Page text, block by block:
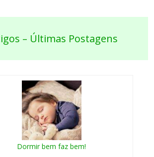
– Últimas Postagens
Dormir bem faz bem!